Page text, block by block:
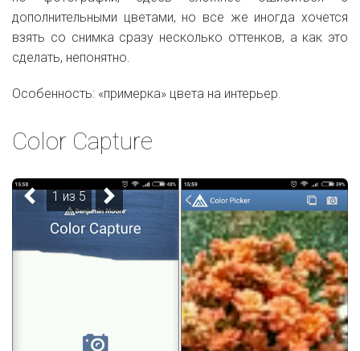
дополнительными цветами, но все же иногда хочется
взять со снимка сразу несколько оттенков, а как это
сделать, непонятно.
Особенность: «примерка» цвета на интерьер.
Color Capture
1 из 5